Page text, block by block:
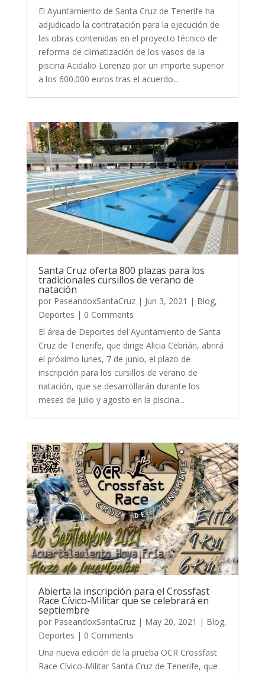
El Ayuntamiento de Santa Cruz de Tenerife ha
adjudicado la contratación para la ejecución de
las obras contenidas en el proyecto técnico de
reforma de climatización de los vasos de la
piscina Acidalio Lorenzo por un importe superior
a los 600.000 euros tras el acuerdo...
Santa Cruz oferta 800 plazas para los
tradicionales cursillos de verano de
natación
por PaseandoxSantaCruz| Jun 3, 2021 | Blog,
Deportes | 0 Comments
El área de Deportes del Ayuntamiento de Santa
Cruz de Tenerife, que dirige Alicia Cebrián, abrirá
el próximo lunes, 7 de junio, el plazo de
inscripción para los cursillos de verano de
natación, que se desarrollarán durante los
meses de julio y agosto en la piscina...
Abierta la inscripción para el Crossfast
Race Cívico-Militar que se celebrará en
septiembre
por PaseandoxSantaCruz| May 20, 2021 | Blog,
Deportes | 0 Comments
Una nueva edición de la prueba OCR Crossfast
Race Cívico-Militar Santa Cruz de Tenerife, que